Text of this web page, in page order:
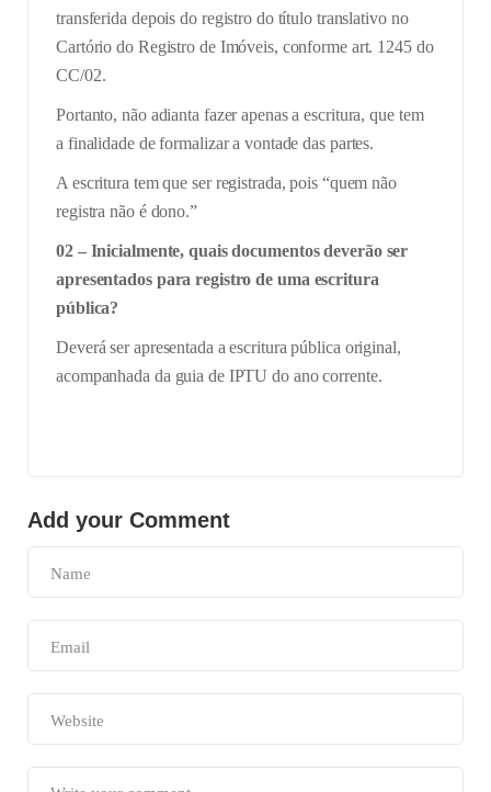
transferida depois do registro do título translativo no
Cartório do Registro de Imóveis, conforme art. 1245 do
CC/02.
Portanto, não adianta fazer apenas a escritura, que tem
a finalidade de formalizar a vontade das partes.
A escritura tem que ser registrada, pois “quem não
registra não é dono.”
02 – Inicialmente, quais documentos deverão ser
apresentados para registro de uma escritura
pública?
Deverá ser apresentada a escritura pública original,
acompanhada da guia de IPTU do ano corrente.
Add your Comment